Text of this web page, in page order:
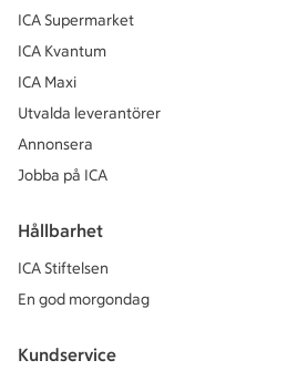
ICA Supermarket
ICA Kvantum
ICA Maxi
Utvalda leverantörer
Annonsera
Jobba på ICA
Hållbarhet
ICA Stiftelsen
En god morgondag
Kundservice